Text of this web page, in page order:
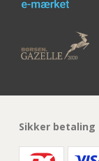
Sikker betaling